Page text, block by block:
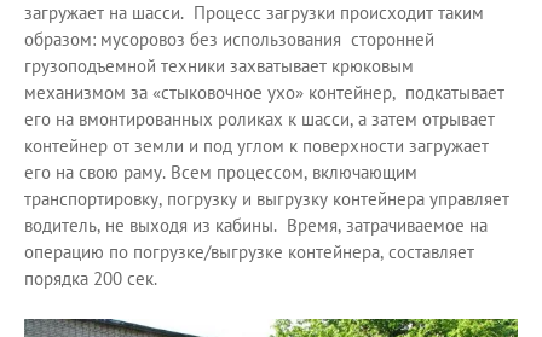
загружает на шасси. Процесс загрузки происходит таким
образом: мусоровоз без использования сторонней
грузоподъемной техники захватывает крюковым
механизмом за «стыковочное ухо» контейнер, подкатывает
его на вмонтированных роликах к шасси, а затем отрывает
контейнер от земли и под углом к поверхности загружает
его на свою раму. Всем процессом, включающим
транспортировку, погрузку и выгрузку контейнера управляет
водитель, не выходя из кабины. Время, затрачиваемое на
операцию по погрузке/выгрузке контейнера, составляет
порядка 200 сек.